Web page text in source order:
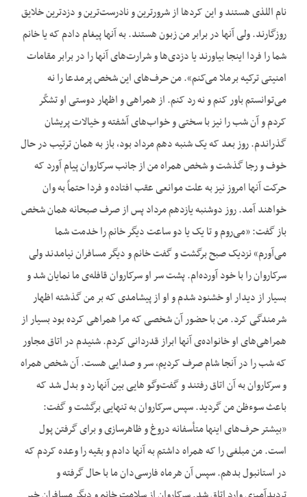
نام اللذی هستند و این کردها از شرورترین و نادرست‌‌ترین و دزدترین خلایق
روزگارند. ولی آنها در برابر من زبون هستند. به آنها پیغام دادم که یا خانم
شما را فردا اینجا بیاورند یا دزدی‌‌ها و شرارت‌‌های آنها را در برابر مقامات
امنیتی ترکیه برملا می‌‌کنم». من حرف‌‌های این شخص پرمدعا را نه
می‌‌توانستم باور کنم و نه رد کنم. از همراهی و اظهار دوستی او تشکّر
کردم و آن شب را نیز با سختی و خواب‌‌های آشفته و خیالات پریشان
گذراندم. روز بعد که یک شنبه دهم مرداد بود، باز به همان ترتیب در حال
خوف و رجا گذشت و شخص همراه من از جانب سرکاروان پیام آورد که
حرکت آنها امروز نیز به علت موانعی عقب افتاده و فردا حتماً به وان
خواهند آمد. روز دوشنبه یازدهم مرداد پس از صرف صبحانه همان شخص
باز گفت: «می‌‌روم و تا یک یا دو ساعت دیگر خانم را خدمت شما
می‌‌آورم» نزدیک صبح برگشت و گفت خانم و دیگر مسافران نیامدند ولی
سرکاروان را با خود آورده‌‌ام. پشت سر او سرکاروان قافله‌‌ی ما نمایان شد و
بسیار از دیدار او خشنود شدم و او از پیشامدی که بر من گذشته اظهار
شرمندگی کرد. من با حضور آن شخصی که مرا همراهی کرده بود بسیار از
همراهی‌‌های او خانواده‌‌ی آنها ابراز قدردانی کردم. شنیدم در اتاق مجاور
که شب را در آنجا شام صرف کردیم، سر و صدایی هست. آن شخص همراه
و سرکاروان به آن اتاق رفتند و گفت‌وگو هایی بین آنها رد و بدل شد که
باعث سوءظن من گردید. سپس سرکاروان به تنهایی برگشت و گفت:
«بیشتر حرف‌‌های اینها متأسفانه دروغ و ظاهرسازی و برای گرفتن پول
است. من مبلغی را که همراه داشتم به آنها دادم و بقیه را وعده کردم که
در استانبول بدهم. سپس آن هرماه فارسی‌‌دان ما با حال گرفته و